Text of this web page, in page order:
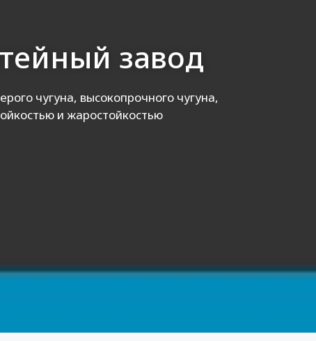
завод
чугуна, высокопрочного чугуна,
и жаростойкостью